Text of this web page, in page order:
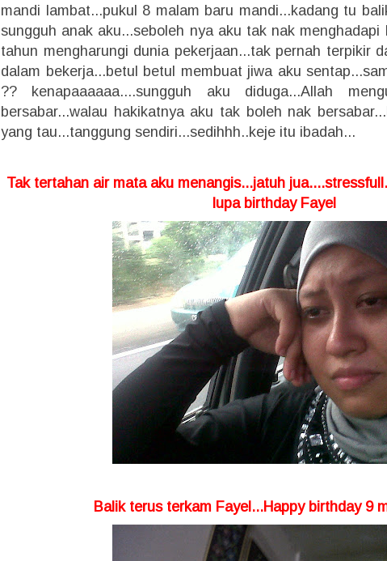
mandi lambat...pukul 8 malam baru mandi...kadang tu
sungguh anak aku...seboleh nya aku tak nak menghadapi
tahun mengharungi dunia pekerjaan...tak pernah terpikir
dalam bekerja...betul betul membuat jiwa aku
?? kenapaaaaaa....sungguh aku diduga...Allah
bersabar...walau hakikatnya aku tak boleh nak
yang tau...tanggung sendiri...sedihhh..keje itu ibadah...
Tak tertahan air mata aku menangis...jatuh
lupa birthday Fayel
Balik terus terkam Fayel...Happy birthday 9